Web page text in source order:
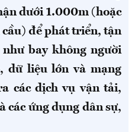
dưới 1.000m (hoặc
để phát triển, tận
như bay không người
dữ liệu lớn và mạng
các dịch vụ vận tải,
các ứng dụng dân sự,